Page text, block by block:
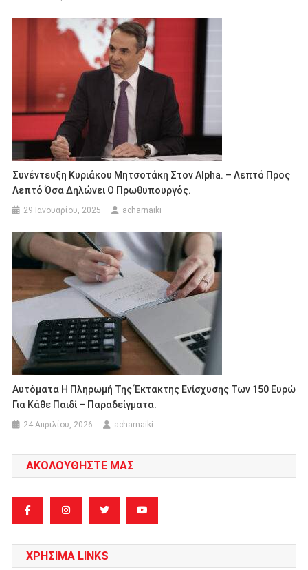
Συνέντευξη Κυριάκου Μητσοτάκη Στον Alpha. – Λεπτό Προς
Λεπτό Όσα Δηλώνει Ο Πρωθυπουργός.
29 Ιανουαρίου, 2025 acharnaiki
Αυτόματα Η Πληρωμή Της Έκτακτης Ενίσχυσης Των 150 Ευρώ
Για Κάθε Παιδί – Παραδείγματα.
24 Απριλίου, 2026 acharnaiki
ΑΚΟΛΟΥΘΗΣΤΕ ΜΑΣ
ΧΡΗΣΙΜΑ LINKS